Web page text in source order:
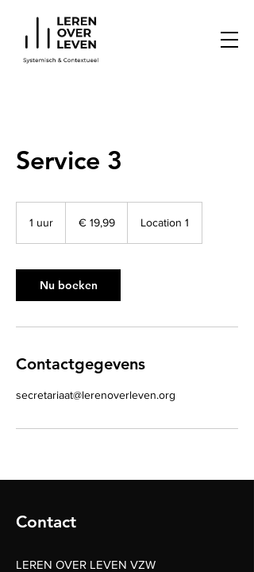
Service 3
1 uur € 19,99 Location 1
Nu boeken
Contactgegevens
secretariaat@lerenoverleven.org
Contact
LEREN OVER LEVEN VZW